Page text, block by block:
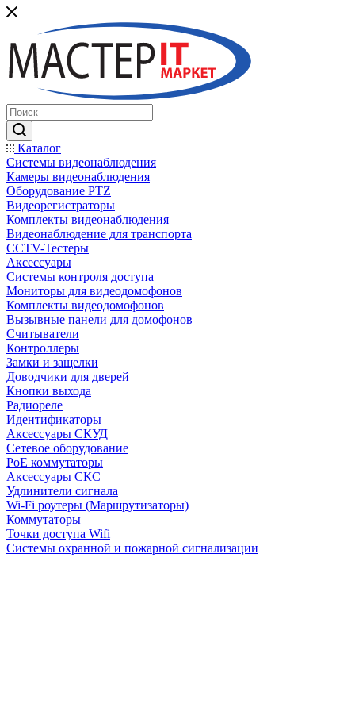
Каталог
Системы видеонаблюдения
Камеры видеонаблюдения
Оборудование PTZ
Видеорегистраторы
Комплекты видеонаблюдения
Видеонаблюдение для транспорта
CCTV-Тестеры
Аксессуары
Системы контроля доступа
Мониторы для видеодомофонов
Комплекты видеодомофонов
Вызывные панели для домофонов
Считыватели
Контроллеры
Замки и защелки
Доводчики для дверей
Кнопки выхода
Радиореле
Идентификаторы
Аксессуары СКУД
Сетевое оборудование
PoE коммутаторы
Аксессуары СКС
Удлинители сигнала
Wi-Fi роутеры (Маршрутизаторы)
Коммутаторы
Точки доступа Wifi
Системы охранной и пожарной сигнализации